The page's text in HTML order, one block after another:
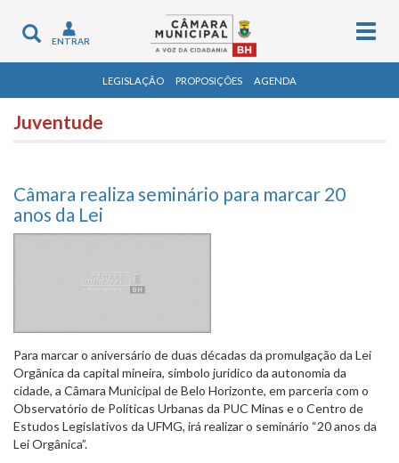
Toggle
navigation
ENTRAR
LEGISLAÇÃO PROPOSIÇÕES AGENDA
Juventude
Câmara realiza seminário para marcar 20
anos da Lei
Para marcar o aniversário de duas décadas da promulgação da Lei
Orgânica da capital mineira, símbolo jurídico da autonomia da
cidade, a Câmara Municipal de Belo Horizonte, em parceria com o
Observatório de Políticas Urbanas da PUC Minas e o Centro de
Estudos Legislativos da UFMG, irá realizar o seminário “20 anos da
Lei Orgânica”.